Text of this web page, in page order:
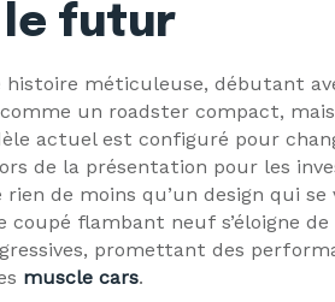
futur
histoire méticuleuse, débutant
un roadster compact,
actuel est configuré pour
de la présentation pour les
rien de moins qu’un design qui
coupé flambant neuf s’éloigne
promettant des
muscle cars.